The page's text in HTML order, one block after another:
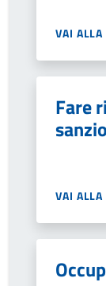
VAI
Fare
VAI